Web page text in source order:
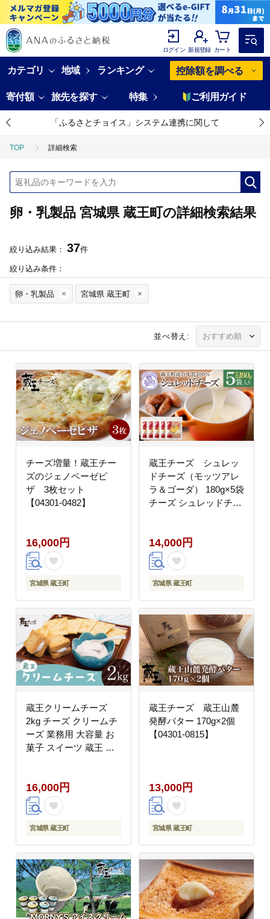
ログイン 新規登録 カート
カテゴリ 地域 ランキング 控除額を調べる
寄付額 旅先を探す 特集 ご利用ガイド
「ふるさとチョイス」システム連携に関して
TOP 詳細検索
卵・乳製品 宮城県 蔵王町の詳細検索結果
絞り込み結果： 37件
絞り込み条件：
卵・乳製品 宮城県 蔵王町
並べ替え:
チーズ増量！蔵王チー
ズのジェノベーゼピ
ザ 3枚セット
【04301-0482】
16,000円
宮城県 蔵王町
蔵王チーズ シュレッ
ドチーズ（モッツアレ
ラ＆ゴーダ） 180g×5袋
チーズ シュレッドチー
14,000円
宮城県 蔵王町
蔵王クリームチーズ
2kg チーズ クリームチ
ーズ 業務用 大容量 お
菓子 スイーツ 蔵王 人
16,000円
宮城県 蔵王町
蔵王チーズ 蔵王山麓
発酵バター 170g×2個
【04301-0815】
13,000円
宮城県 蔵王町